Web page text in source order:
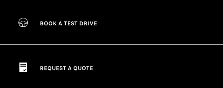
BOOK A TEST DRIVE
REQUEST A QUOTE